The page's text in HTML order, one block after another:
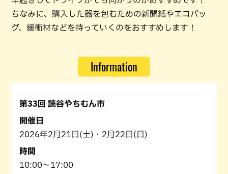
ちなみに、購入した器を包むための新聞紙やエコバッ
グ、緩衝材などを持っていくのをおすすめします！
Information
第33回 読谷やちむん市
開催日
2026年2月21日(土)・2月22日(日)
時間
10:00～17:00